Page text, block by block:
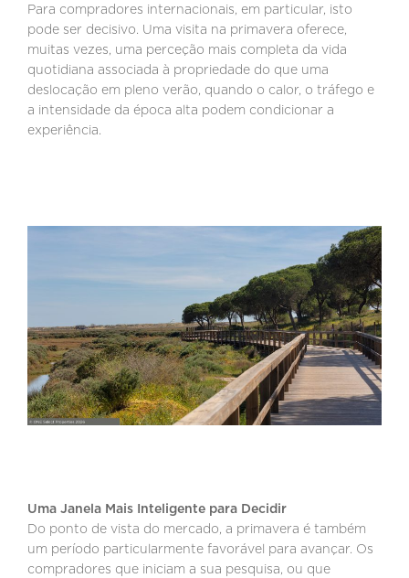
Para compradores internacionais, em particular, isto
pode ser decisivo. Uma visita na primavera oferece,
muitas vezes, uma perceção mais completa da vida
quotidiana associada à propriedade do que uma
deslocação em pleno verão, quando o calor, o tráfego e
a intensidade da época alta podem condicionar a
experiência.
Uma Janela Mais Inteligente para Decidir
Do ponto de vista do mercado, a primavera é também
um período particularmente favorável para avançar. Os
compradores que iniciam a sua pesquisa, ou que